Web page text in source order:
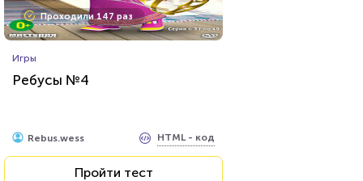
Проходили 147 раз
Игры
Ребусы №4
Rebus.wess HTML - код
Пройти тест